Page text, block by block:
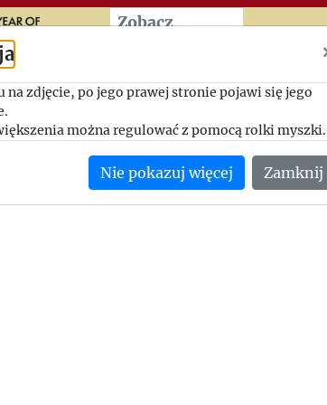
Przeskocz do treści
Zobacz
jest czas na
Henryk Piątkowski - Jerzy Giedroyc
odrzuca propozycję Jerzego Giedroycia,
obowiązków nie ma siły na pisanie artykułów.
na zdjęcie, po jego prawej stronie pojawi się jego
można regulować z pomocą rolki myszki.
Nie pokazuj więcej Zamknij